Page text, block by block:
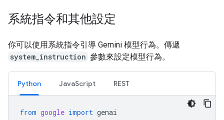
系統指令和其他設定
你可以使用系統指令引導 Gemini 模型行為。傳遞
system_instruction 參數來設定模型行為。
Python JavaScript REST
from google import genai